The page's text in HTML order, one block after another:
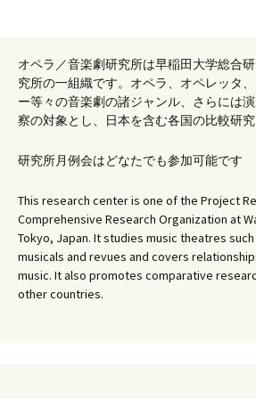
オペラ／音楽劇研究所は早稲田大学総合
究所の一組織です。オペラ、オペレッタ
ー等々の音楽劇の諸ジャンル、さらには
察の対象とし、日本を含む各国の比較研究
研究所月例会はどなたでも参加可能です
This research center is one of the Project
Comprehensive Research Organization at
Tokyo, Japan. It studies music theatres
musicals and revues and covers
music. It also promotes comparative
other countries.